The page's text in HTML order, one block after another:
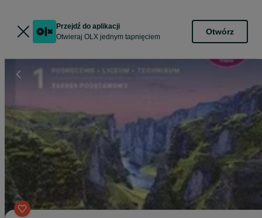
Przejdź do aplikacji
Otwieraj OLX jednym tapnięciem
Otwórz